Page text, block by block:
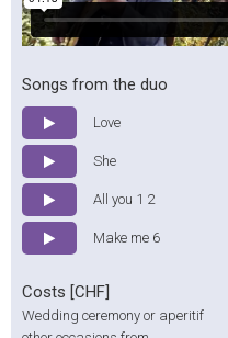
Songs from the duo
Love
She
All you 1 2
Make me 6
Costs [CHF]
Wedding ceremony or aperitif